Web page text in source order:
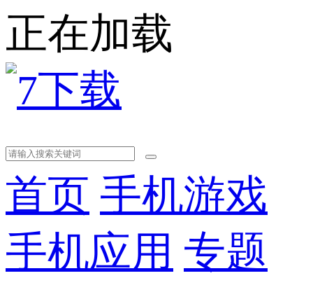
正在加载
首页 手机游戏
手机应用 专题